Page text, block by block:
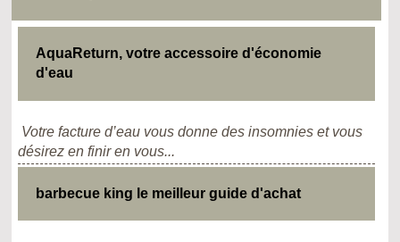
AquaReturn, votre accessoire d'économie
d'eau
Votre facture d’eau vous donne des insomnies et vous
désirez en finir en vous...
barbecue king le meilleur guide d'achat